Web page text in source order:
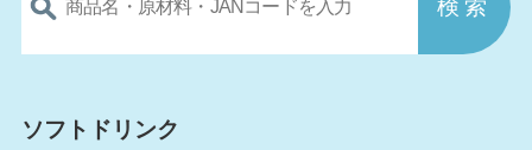
ソフトドリンク